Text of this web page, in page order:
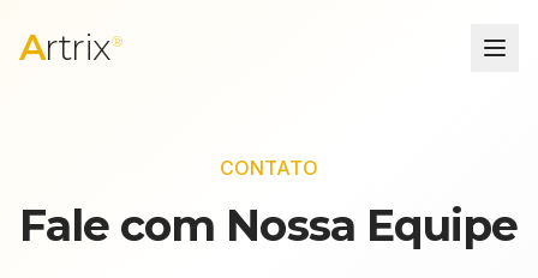
Artrix®
CONTATO
Fale com Nossa Equipe